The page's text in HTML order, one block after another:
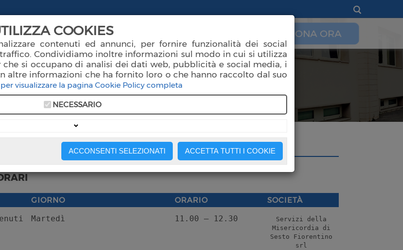
Socio Sanitari Prenotazioni DONA ORA
GIORNO ORARIO SOCIETÀ
Martedì 11.00 – 12.30
Servizi della
Misericordia di
Sesto Fiorentino
srl
COOKIES
contenuti ed annunci, per fornire funzionalità dei social
Condividiamo inoltre informazioni sul modo in cui si utilizza
si occupano di analisi dei dati web, pubblicità e social media, i
altre informazioni che ha fornito loro o che hanno raccolto dal suo
visualizzare la pagina Cookie Policy completa
NECESSARIO
ACCONSENTI SELEZIONATI ACCETTA TUTTI I COOKIE